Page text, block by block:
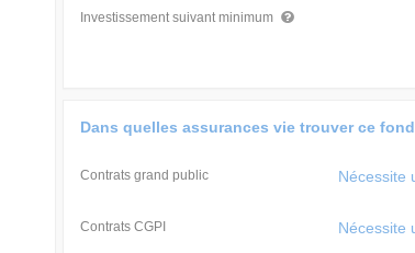
Investissement suivant minimum
Dans quelles assurances vie trouver ce
Contrats grand public Nécessite
Contrats CGPI Nécessite